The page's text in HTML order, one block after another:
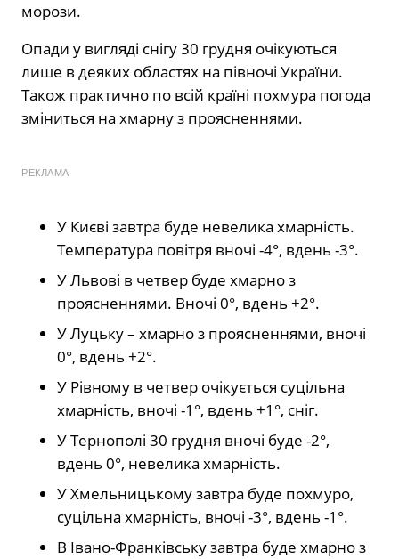
морози.
Опади у вигляді снігу 30 грудня очікуються
лише в деяких областях на півночі України.
Також практично по всій країні похмура погода
зміниться на хмарну з проясненнями.
РЕКЛАМА
У Києві завтра буде невелика хмарність.
Температура повітря вночі -4°, вдень -3°.
У Львові в четвер буде хмарно з
проясненнями. Вночі 0°, вдень +2°.
У Луцьку – хмарно з проясненнями, вночі
0°, вдень +2°.
У Рівному в четвер очікується суцільна
хмарність, вночі -1°, вдень +1°, сніг.
У Тернополі 30 грудня вночі буде -2°,
вдень 0°, невелика хмарність.
У Хмельницькому завтра буде похмуро,
суцільна хмарність, вночі -3°, вдень -1°.
В Івано-Франківську завтра буде хмарно з